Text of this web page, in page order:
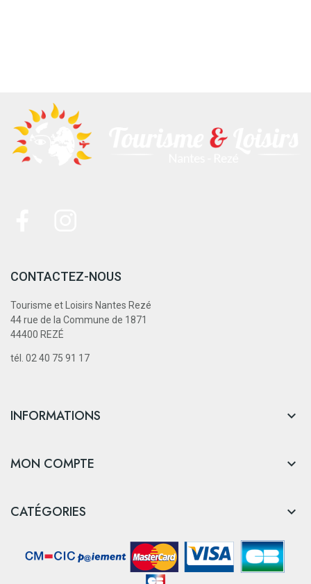
CONTACTEZ-NOUS
Tourisme et Loisirs Nantes Rezé
44 rue de la Commune de 1871
44400 REZÉ
tél. 02 40 75 91 17
INFORMATIONS 
MON COMPTE 
CATÉGORIES 